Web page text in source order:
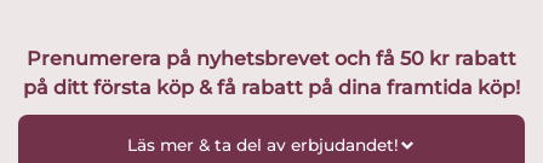
cm
Ek/Lönn
Design
Prenumerera på nyhetsbrevet och få 50 kr rabatt
på ditt första köp & få rabatt på dina framtida köp!
Läs mer & ta del av erbjudandet!